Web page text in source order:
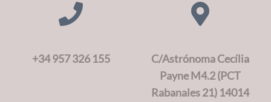
+34 957 326 155
C/Astrónoma Cecília
Payne M4.2 (PCT
Rabanales 21) 14014